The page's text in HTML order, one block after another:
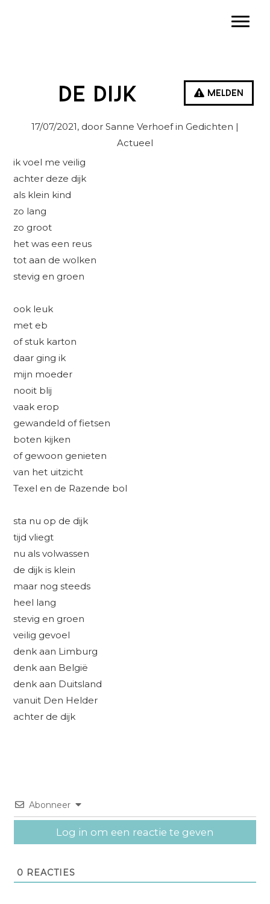
Melden
De dijk
17/07/2021, door Sanne Verhoef in Gedichten |
Actueel
ik voel me veilig
achter deze dijk
als klein kind
zo lang
zo groot
het was een reus
tot aan de wolken
stevig en groen
ook leuk
met eb
of stuk karton
daar ging ik
mijn moeder
nooit blij
vaak erop
gewandeld of fietsen
boten kijken
of gewoon genieten
van het uitzicht
Texel en de Razende bol
sta nu op de dijk
tijd vliegt
nu als volwassen
de dijk is klein
maar nog steeds
heel lang
stevig en groen
veilig gevoel
denk aan Limburg
denk aan België
denk aan Duitsland
vanuit Den Helder
achter de dijk
Abonneer
Log in om een reactie te geven
0 REACTIES